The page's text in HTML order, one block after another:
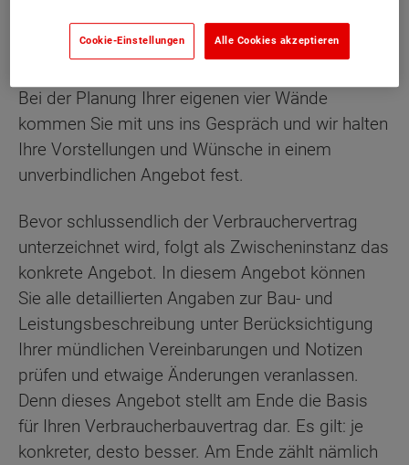
entwickelten Angebot für Ihr Traumhaus.
Bei der Planung Ihrer eigenen vier Wände
kommen Sie mit uns ins Gespräch und wir halten
Ihre Vorstellungen und Wünsche in einem
unverbindlichen Angebot fest.
Bevor schlussendlich der Verbrauchervertrag
unterzeichnet wird, folgt als Zwischeninstanz das
konkrete Angebot. In diesem Angebot können
Sie alle detaillierten Angaben zur Bau- und
Leistungsbeschreibung unter Berücksichtigung
Ihrer mündlichen Vereinbarungen und Notizen
prüfen und etwaige Änderungen veranlassen.
Denn dieses Angebot stellt am Ende die Basis
für Ihren Verbraucherbauvertrag dar. Es gilt: je
konkreter, desto besser. Am Ende zählt nämlich
Cookie-Einstellungen Alle Cookies akzeptieren